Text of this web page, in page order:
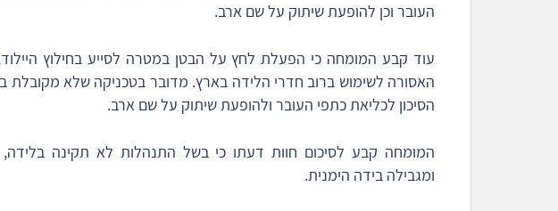
העובר וכן להופעת שיתוק על שם ארב.
עוד קבע המומחה כי הפעלת לחץ על הבטן במטרה לסייע בחילוץ
האסורה לשימוש ברוב חדרי הלידה בארץ. מדובר בטכניקה שלא מקובלת
הסיכון לכליאת כתפי העובר ולהופעת שיתוק על שם ארב.
המומחה קבע לסיכום חוות דעתו כי בשל התנהלות לא תקינה
ומגבילה בידה הימנית.